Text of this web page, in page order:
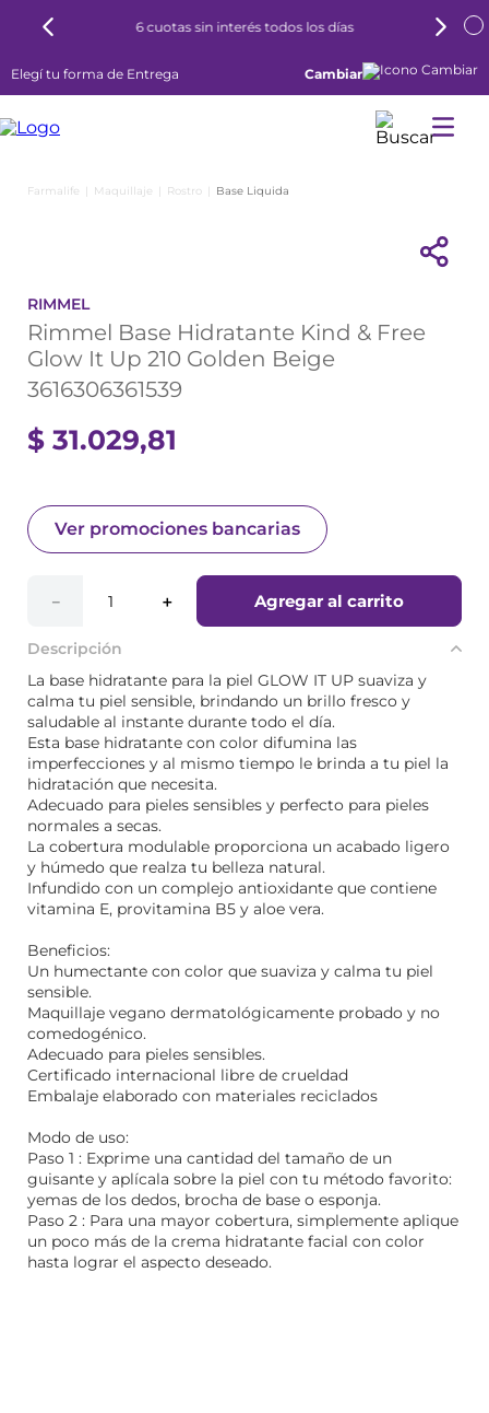
6 cuotas sin interés todos los días
Elegí tu forma de Entrega Cambiar
Maquillaje Rostro Base Liquida
RIMMEL
Rimmel Base Hidratante Kind & Free
Glow It Up 210 Golden Beige
3616306361539
$ 31.029,81
Ver promociones bancarias
＋
－ Agregar al carrito
Descripción
La base hidratante para la piel GLOW IT UP suaviza y
calma tu piel sensible, brindando un brillo fresco y
saludable al instante durante todo el día.
Esta base hidratante con color difumina las
imperfecciones y al mismo tiempo le brinda a tu piel la
hidratación que necesita.
Adecuado para pieles sensibles y perfecto para pieles
normales a secas.
La cobertura modulable proporciona un acabado ligero
y húmedo que realza tu belleza natural.
Infundido con un complejo antioxidante que contiene
vitamina E, provitamina B5 y aloe vera.
Beneficios:
Un humectante con color que suaviza y calma tu piel
sensible.
Maquillaje vegano dermatológicamente probado y no
comedogénico.
Adecuado para pieles sensibles.
Certificado internacional libre de crueldad
Embalaje elaborado con materiales reciclados
Modo de uso:
Paso 1 : Exprime una cantidad del tamaño de un
guisante y aplícala sobre la piel con tu método favorito:
yemas de los dedos, brocha de base o esponja.
Paso 2 : Para una mayor cobertura, simplemente aplique
un poco más de la crema hidratante facial con color
hasta lograr el aspecto deseado.